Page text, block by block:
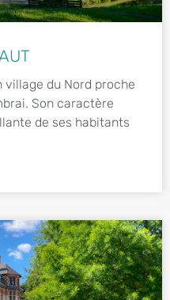
du Nord proche
Son caractère
de ses habitants